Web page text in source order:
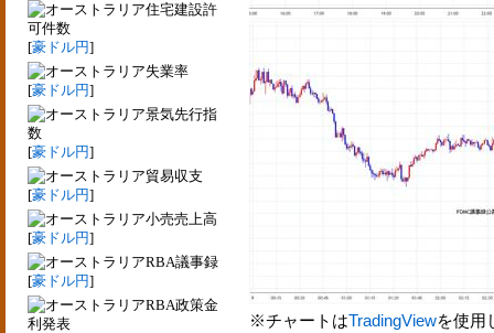
住宅建設許
可件数
[豪ドル円]
失業率
[豪ドル円]
景気先行指
数
[豪ドル円]
貿易収支
[豪ドル円]
小売売上高
[豪ドル円]
RBA議事録
[豪ドル円]
RBA政策金
利発表
※チャートはTradingViewを使用